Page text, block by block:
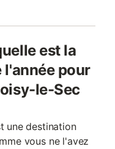
est la
l'année pour
le-Sec
une destination
vous ne l'avez